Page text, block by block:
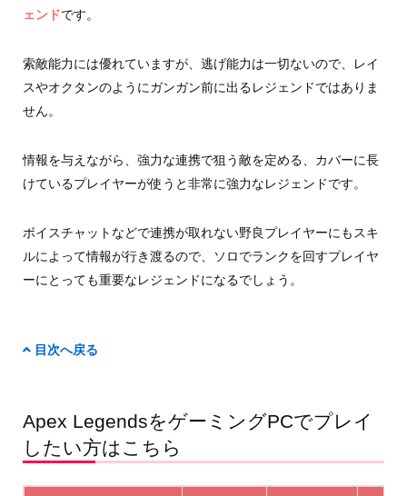
ェンドです。
索敵能力には優れていますが、逃げ能力は一切ないので、レイ
スやオクタンのようにガンガン前に出るレジェンドではありま
せん。
情報を与えながら、強力な連携で狙う敵を定める、カバーに長
けているプレイヤーが使うと非常に強力なレジェンドです。
ボイスチャットなどで連携が取れない野良プレイヤーにもスキ
ルによって情報が行き渡るので、ソロでランクを回すプレイヤ
ーにとっても重要なレジェンドになるでしょう。
目次へ戻る
Apex LegendsをゲーミングPCでプレイ
したい方はこちら